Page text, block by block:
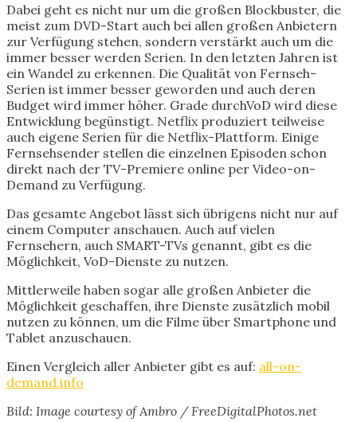
Dabei geht es nicht nur um die großen Blockbuster, die
meist zum DVD-Start auch bei allen großen Anbietern
zur Verfügung stehen, sondern verstärkt auch um die
immer besser werden Serien. In den letzten Jahren ist
ein Wandel zu erkennen. Die Qualität von Fernseh-
Serien ist immer besser geworden und auch deren
Budget wird immer höher. Grade durchVoD wird diese
Entwicklung begünstigt. Netflix produziert teilweise
auch eigene Serien für die Netflix-Plattform. Einige
Fernsehsender stellen die einzelnen Episoden schon
direkt nach der TV-Premiere online per Video-on-
Demand zu Verfügung.
Das gesamte Angebot lässt sich übrigens nicht nur auf
einem Computer anschauen. Auch auf vielen
Fernsehern, auch SMART-TVs genannt, gibt es die
Möglichkeit, VoD-Dienste zu nutzen.
Mittlerweile haben sogar alle großen Anbieter die
Möglichkeit geschaffen, ihre Dienste zusätzlich mobil
nutzen zu können, um die Filme über Smartphone und
Tablet anzuschauen.
Einen Vergleich aller Anbieter gibt es auf: all-on-
demand.info
Bild: Image courtesy of Ambro / FreeDigitalPhotos.net